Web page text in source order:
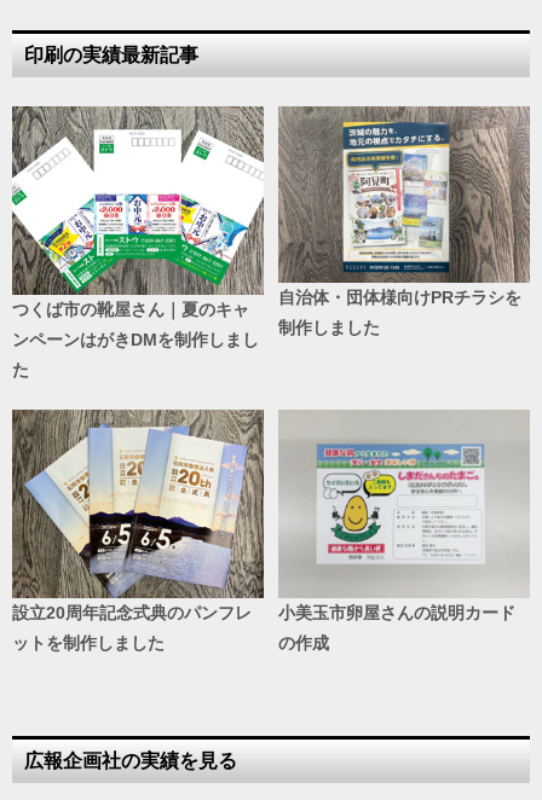
印刷の実績最新記事
つくば市の靴屋さん｜夏のキャ
ンペーンはがきDMを制作しまし
た
自治体・団体様向けPRチラシを
制作しました
設立20周年記念式典のパンフレ
ットを制作しました
小美玉市卵屋さんの説明カード
の作成
広報企画社の実績を見る